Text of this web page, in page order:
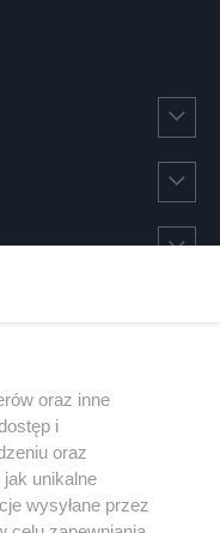
oraz inne
i
oraz
unikalne
wysyłane przez